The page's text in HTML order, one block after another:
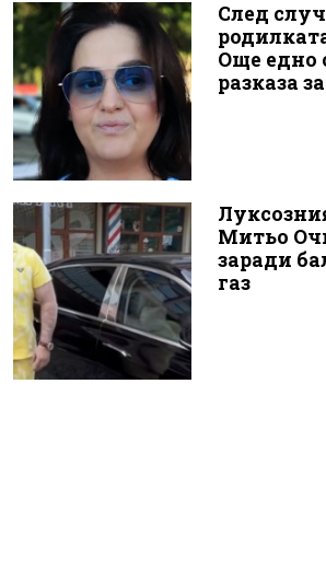
След
Още едно
разказа
Митьо
заради
газ